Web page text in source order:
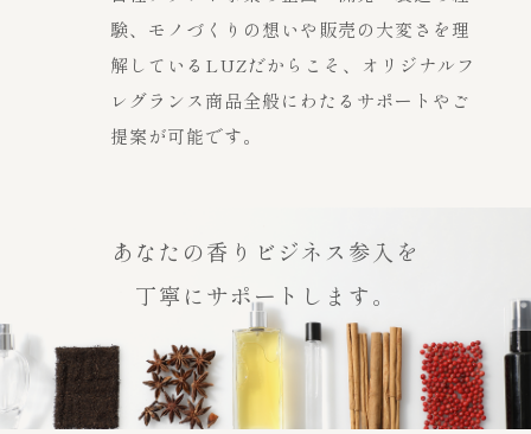
験、モノづくりの想いや販売の大変さを理
解しているLUZだからこそ、オリジナルフ
レグランス商品全般にわたるサポートやご
提案が可能です。
あなたの香りビジネス参入を
丁寧にサポートします。